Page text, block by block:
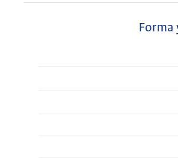
Forma